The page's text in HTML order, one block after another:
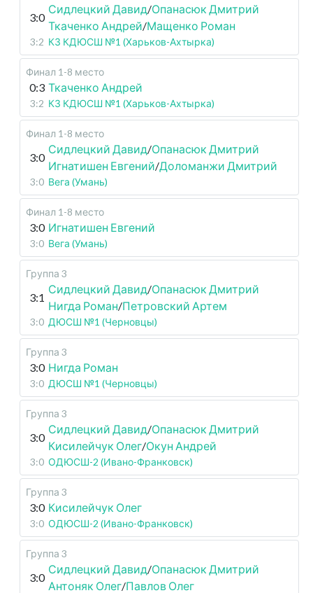
3:0
Сидлецкий Давид/Опанасюк Дмитрий
Ткаченко Андрей/Мащенко Роман
3:2 КЗ КДЮСШ №1 (Харьков-Ахтырка)
Финал 1-8 место
0:3 Ткаченко Андрей
3:2 КЗ КДЮСШ №1 (Харьков-Ахтырка)
Финал 1-8 место
3:0
Сидлецкий Давид/Опанасюк Дмитрий
Игнатишен Евгений/Доломанжи Дмитрий
3:0 Вега (Умань)
Финал 1-8 место
3:0 Игнатишен Евгений
3:0 Вега (Умань)
Группа 3
3:1
Сидлецкий Давид/Опанасюк Дмитрий
Нигда Роман/Петровский Артем
3:0 ДЮСШ №1 (Черновцы)
Группа 3
3:0 Нигда Роман
3:0 ДЮСШ №1 (Черновцы)
Группа 3
3:0
Сидлецкий Давид/Опанасюк Дмитрий
Кисилейчук Олег/Окун Андрей
3:0 ОДЮСШ-2 (Ивано-Франковск)
Группа 3
3:0 Кисилейчук Олег
3:0 ОДЮСШ-2 (Ивано-Франковск)
Группа 3
3:0
Сидлецкий Давид/Опанасюк Дмитрий
Антоняк Олег/Павлов Олег